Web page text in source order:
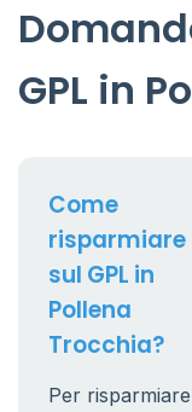
GPL in
Come
risparmiare
sul GPL in
Pollena
Trocchia?
Per risparmiare